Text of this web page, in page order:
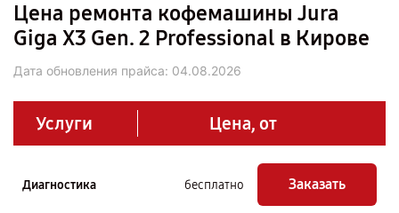
Цена ремонта кофемашины Jura
Giga X3 Gen. 2 Professional в Кирове
Дата обновления прайса: 04.08.2026
Услуги Цена, от
Диагностика бесплатно Заказать